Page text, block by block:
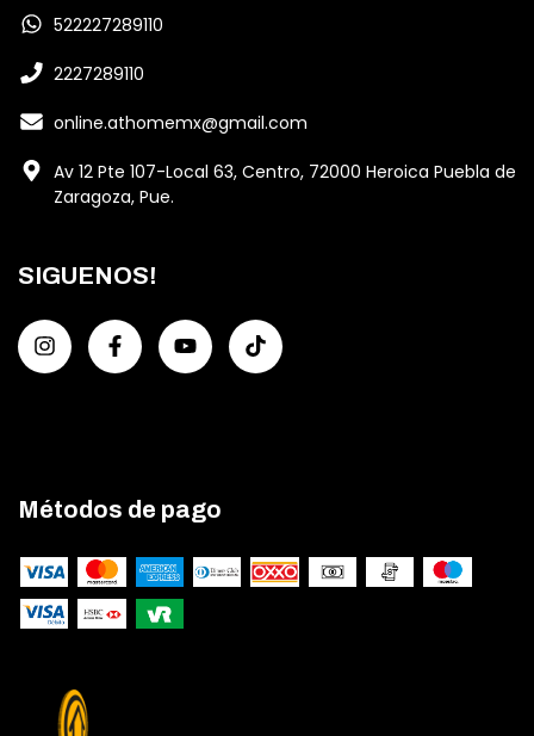
522227289110
2227289110
online.athomemx@gmail.com
Av 12 Pte 107-Local 63, Centro, 72000 Heroica Puebla de
Zaragoza, Pue.
SIGUENOS!
Métodos de pago